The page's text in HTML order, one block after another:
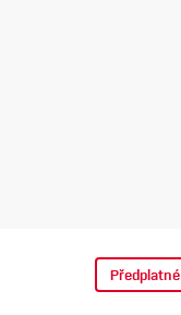
Předplatné